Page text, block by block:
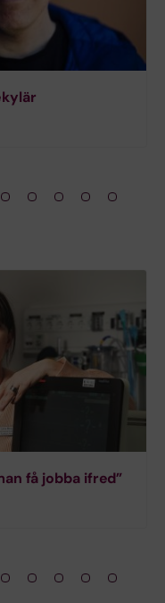
få jobba ifred”